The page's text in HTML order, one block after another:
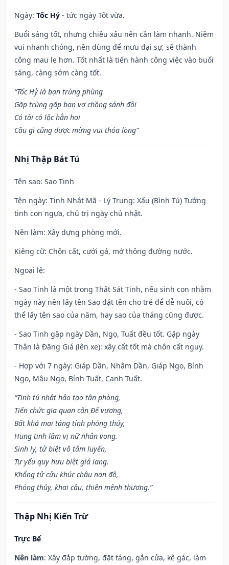
Ngày: Tốc Hỷ - tức ngày Tốt vừa.
Buổi sáng tốt, nhưng chiều xấu nên cần làm nhanh. Niềm
vui nhanh chóng, nên dùng để mưu đại sự, sẽ thành
công mau lẹ hơn. Tốt nhất là tiến hành công việc vào buổi
sáng, càng sớm càng tốt.
“Tốc Hỷ là bạn trùng phùng
Gặp trùng gặp bạn vợ chồng sánh đôi
Có tài có lộc hẳn hoi
Cầu gì cũng được mừng vui thỏa lòng”
Nhị Thập Bát Tú
Tên sao: Sao Tinh
Tên ngày: Tinh Nhật Mã - Lý Trung: Xấu (Bình Tú) Tướng
tinh con ngựa, chủ trị ngày chủ nhật.
Nên làm: Xây dựng phòng mới.
Kiêng cữ: Chôn cất, cưới gả, mở thông đường nước.
Ngoại lệ:
- Sao Tinh là một trong Thất Sát Tinh, nếu sinh con nhằm
ngày này nên lấy tên Sao đặt tên cho trẻ để dễ nuôi, có
thể lấy tên sao của năm, hay sao của tháng cũng được.
- Sao Tinh gặp ngày Dần, Ngọ, Tuất đều tốt. Gặp ngày
Thân là Đăng Giá (lên xe): xây cất tốt mà chôn cất nguy.
- Hợp với 7 ngày: Giáp Dần, Nhâm Dần, Giáp Ngọ, Bính
Ngọ, Mậu Ngọ, Bính Tuất, Canh Tuất.
“Tinh tú nhật hảo tạo tân phòng,
Tiến chức gia quan cận Đế vương,
Bất khả mai táng tính phóng thủy,
Hung tinh lâm vị nữ nhân vong.
Sinh ly, tử biệt vô tâm luyến,
Tự yếu quy hưu biệt giá lang.
Khổng tử cửu khúc châu nan độ,
Phóng thủy, khai câu, thiên mệnh thương.”
Thập Nhị Kiến Trừ
Trực Bế
Nên làm: Xây đắp tường, đặt táng, gắn cửa, kê gác, làm